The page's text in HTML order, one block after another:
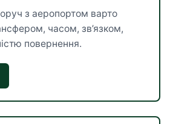
з аеропортом варто
часом, зв’язком,
повернення.